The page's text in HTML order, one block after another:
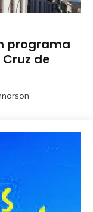
programa
de